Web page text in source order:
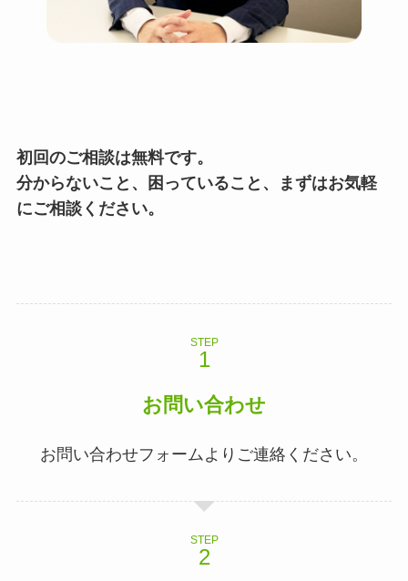
初回のご相談は無料です。
分からないこと、困っていること、まずはお気軽
にご相談ください。
STEP
お問い合わせ
お問い合わせフォームよりご連絡ください。
STEP